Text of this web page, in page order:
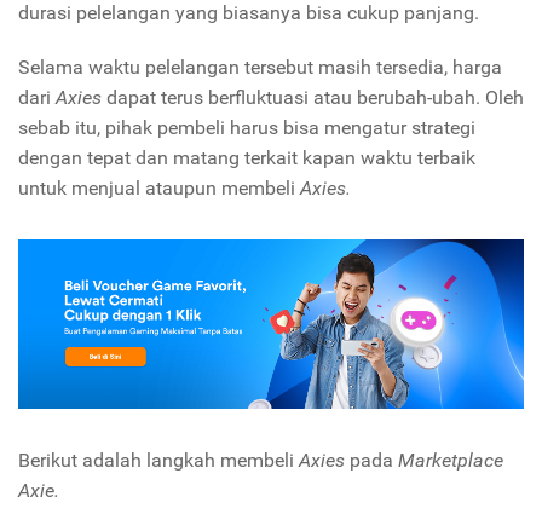
durasi pelelangan yang biasanya bisa cukup panjang.
Selama waktu pelelangan tersebut masih tersedia, harga
dariAxies dapat terus berfluktuasi atau berubah-ubah. Oleh
sebab itu, pihak pembeli harus bisa mengatur strategi
dengan tepat dan matang terkait kapan waktu terbaik
untuk menjual ataupun membeliAxies.
Berikut adalah langkah membeli Axies pada Marketplace
Axie.